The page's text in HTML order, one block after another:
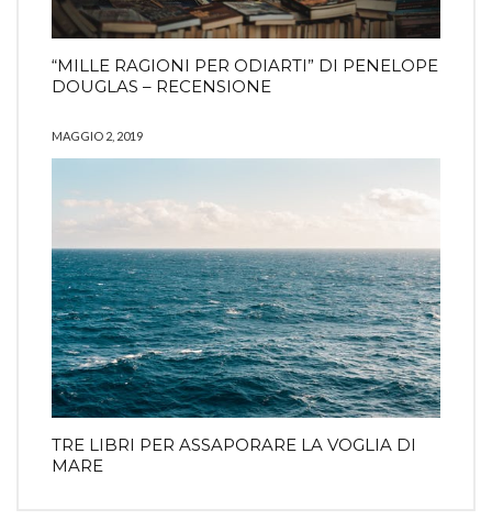
“MILLE RAGIONI PER ODIARTI” DI PENELOPE
DOUGLAS – RECENSIONE
MAGGIO 2, 2019
TRE LIBRI PER ASSAPORARE LA VOGLIA DI
MARE